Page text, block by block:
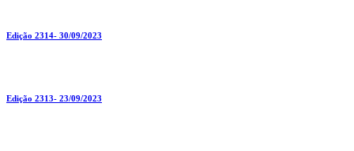
Edição 2314- 30/09/2023
Edição 2313- 23/09/2023